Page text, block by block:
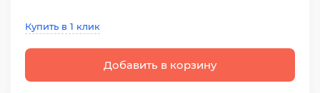
Купить в 1 клик
Добавить в корзину